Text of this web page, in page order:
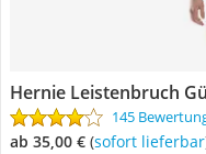
Hernie Leistenbruch
145
ab 35,00 € ( Sofort lieferbar